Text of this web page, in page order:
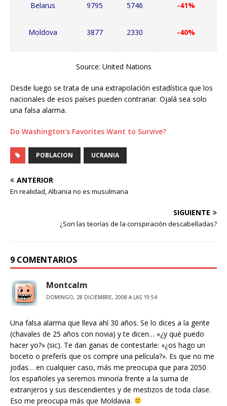
Belarus 9795 5746 -41%
Moldova 3877 2330 -40%
Source: United Nations
Desde luego se trata de una extrapolación estadística que los
nacionales de esos países pueden contrariar. Ojalá sea solo
una falsa alarma.
Do Washington’s Favorites Want to Survive?
POBLACION UCRANIA
ANTERIOR
En realidad, Albania no es musulmana
SIGUIENTE
¿Son las teorías de la conspiración descabelladas?
9 COMENTARIOS
Montcalm
DOMINGO, 28 DICIEMBRE, 2008 A LAS 19:54
Una falsa alarma que lleva ahí 30 años. Se lo dices a la gente
(chavales de 25 años con novia) y te dicen… «¿y qué puedo
hacer yo?» (sic). Te dan ganas de contestarle: «¿os hago un
boceto o preferís que os compre una película?». Es que no me
jodas… en cualquier caso, más me preocupa que para 2050
los españoles ya seremos minoría frente a la suma de
extranjeros y sus descendientes y de mestizos de toda clase.
Eso me preocupa más que Moldavia.